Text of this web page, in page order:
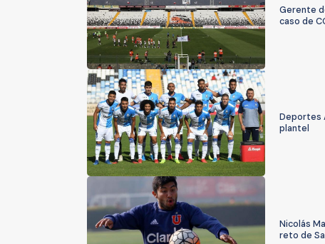
Gerente
caso de
Deportes
plantel
Nicolás
reto de